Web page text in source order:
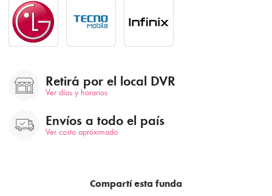
Retirá por el local DVR
Ver días y horarios
Envíos a todo el país
Ver costo apróximado
Compartí esta funda